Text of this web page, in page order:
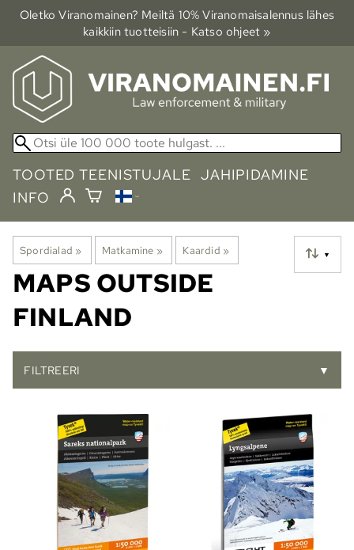
Oletko Viranomainen? Meiltä 10% Viranomais­alennus lähes
kaikkiin tuotteisiin - Katso ohjeet »
TOOTED TEENISTUJALE JAHIPIDAMINE
INFO
Spordialad ‪» Matkamine ‪» Kaardid ‪» ▼
MAPS OUTSIDE
FINLAND
FILTREERI ▼